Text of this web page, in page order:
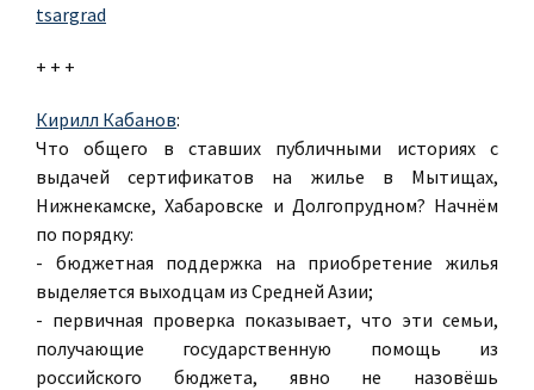
tsargrad
+ + +
Кирилл Кабанов:
Что общего в ставших публичными историях с
выдачей сертификатов на жилье в Мытищах,
Нижнекамске, Хабаровске и Долгопрудном? Начнём
по порядку:
- бюджетная поддержка на приобретение жилья
выделяется выходцам из Средней Азии;
- первичная проверка показывает, что эти семьи,
получающие государственную помощь из
российского бюджета, явно не назовёшь